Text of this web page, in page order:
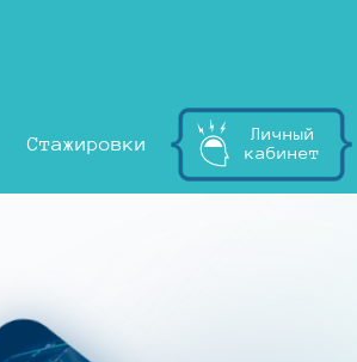
Стажировки
Личный
кабинет